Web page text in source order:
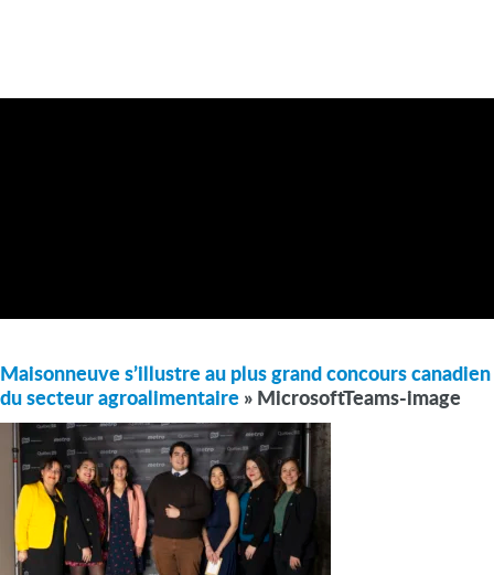
Maisonneuve s’illustre au plus grand concours canadien
du secteur agroalimentaire » MicrosoftTeams-image